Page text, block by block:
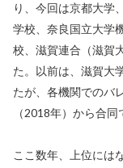
り、今回は京都大学
学校、奈良国立大学
校、滋賀連合（滋賀
た。以前は、滋賀大
たが、各機関でのバ
（2018年）から合
ここ数年、上位には